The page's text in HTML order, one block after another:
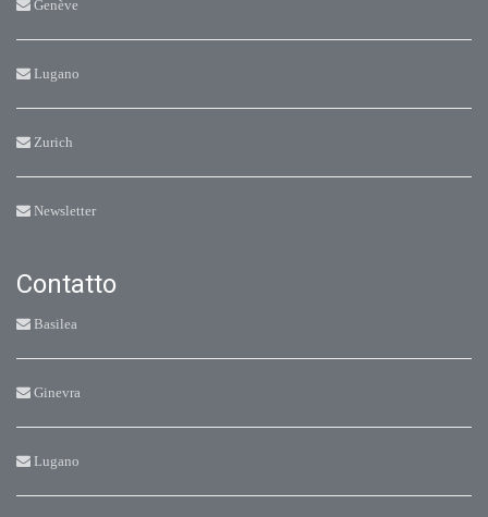
Genève
Lugano
Zurich
Newsletter
Contatto
Basilea
Ginevra
Lugano